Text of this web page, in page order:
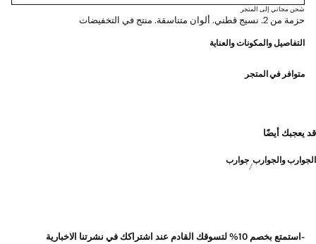
شحن مجاني إلى المتجر
حزمة من 2. نسيج قطني. ألوان متناسقة. منتج في التخفيضات
التفاصيل والمكونات والعناية
متوافر في المتجر
قد يعجبك أيضًا
الجوارب والجوارب جوارب
-استمتع بخصم 10% لتسوقك القادم عند اشتراكك في نشرتنا الاخبارية